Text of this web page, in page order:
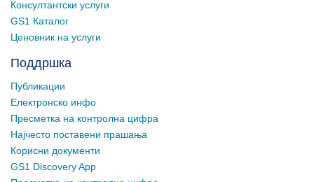
Консултантски услуги
GS1 Каталог
Ценовник на услуги
Поддршка
Публикации
Електронско инфо
Пресметка на контролна цифра
Најчесто поставени прашања
Корисни документи
GS1 Discovery App